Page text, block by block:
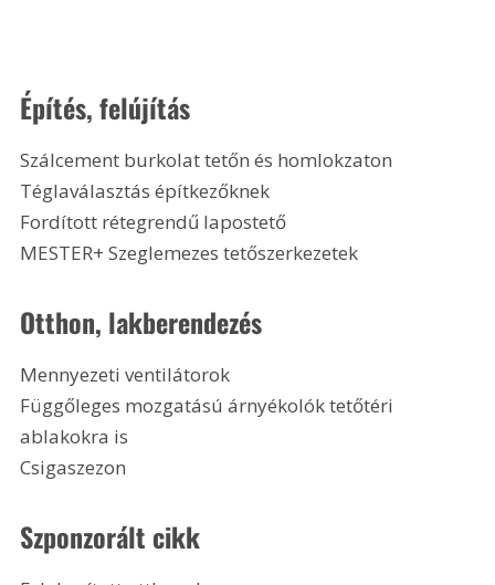
Építés, felújítás
Szálcement burkolat tetőn és homlokzaton
Téglaválasztás építkezőknek
Fordított rétegrendű lapostető
MESTER+ Szeglemezes tetőszerkezetek
Otthon, lakberendezés
Mennyezeti ventilátorok
Függőleges mozgatású árnyékolók tetőtéri
ablakokra is
Csigaszezon
Szponzorált cikk